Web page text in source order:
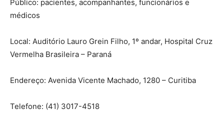
Público: pacientes, acompanhantes, funcionários e
médicos
Local: Auditório Lauro Grein Filho, 1º andar, Hospital Cruz
Vermelha Brasileira – Paraná
Endereço: Avenida Vicente Machado, 1280 – Curitiba
Telefone: (41) 3017-4518